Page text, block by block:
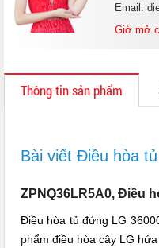
Email:
Giờ mở
Thông tin sản phẩm
Bài viết Điều hòa
ZPNQ36LR5A0, Điều
Điều hòa tủ đứng LG
phẩm điều hòa cây LG